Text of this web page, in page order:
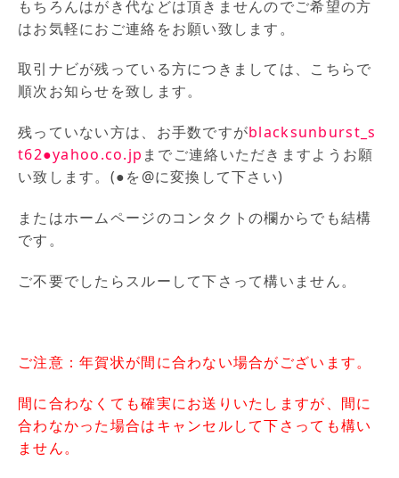
もちろんはがき代などは頂きませんのでご希望の方
はお気軽におご連絡をお願い致します。
取引ナビが残っている方につきましては、こちらで
順次お知らせを致します。
残っていない方は、お手数ですがblacksunburst_s
t62●yahoo.co.jp までご連絡いただきますようお願
い致します。(●を@に変換して下さい)
またはホームページのコンタクトの欄からでも結構
です。
ご不要でしたらスルーして下さって構いません。
ご注意：年賀状が間に合わない場合がございます。
間に合わなくても確実にお送りいたしますが、間に
合わなかった場合はキャンセルして下さっても構い
ません。